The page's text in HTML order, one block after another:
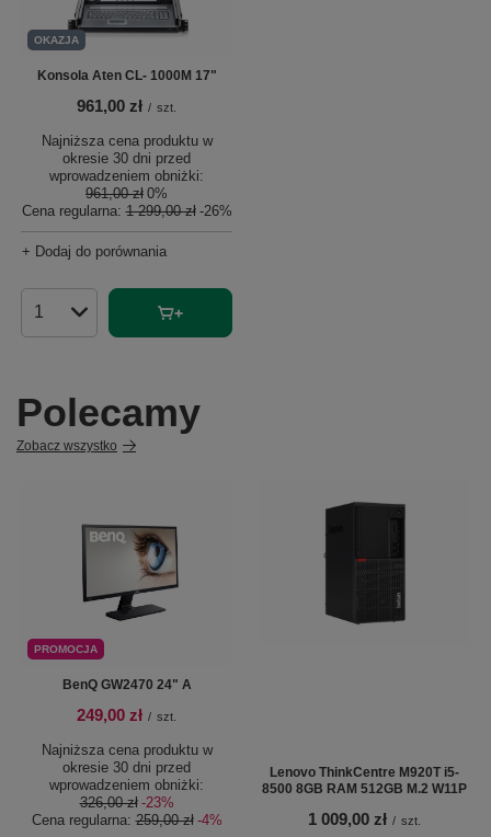
OKAZJA
Konsola Aten CL- 1000M 17"
961,00 zł / szt.
Najniższa cena produktu w
okresie 30 dni przed
wprowadzeniem obniżki:
961,00 zł 0%
Cena regularna:1 299,00 zł -26%
+ Dodaj do porównania
Ilość produktów
Polecamy
Zobacz wszystko
PROMOCJA
BenQ GW2470 24" A
249,00 zł / szt.
Najniższa cena produktu w
okresie 30 dni przed
wprowadzeniem obniżki:
326,00 zł -23%
Cena regularna:259,00 zł -4%
Lenovo ThinkCentre M920T i5-
8500 8GB RAM 512GB M.2 W11P
1 009,00 zł / szt.